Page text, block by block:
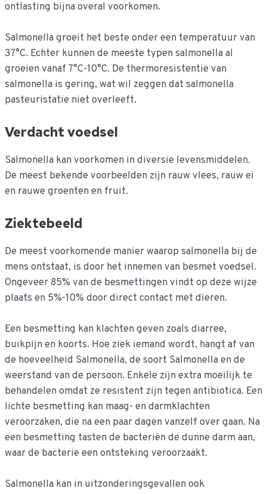
ontlasting bijna overal voorkomen.
Salmonella groeit het beste onder een temperatuur van
37°C. Echter kunnen de meeste typen salmonella al
groeien vanaf 7°C-10°C. De thermoresistentie van
salmonella is gering, wat wil zeggen dat salmonella
pasteuristatie niet overleeft.
Verdacht voedsel
Salmonella kan voorkomen in diversie levensmiddelen.
De meest bekende voorbeelden zijn rauw vlees, rauw ei
en rauwe groenten en fruit.
Ziektebeeld
De meest voorkomende manier waarop salmonella bij de
mens ontstaat, is door het innemen van besmet voedsel.
Ongeveer 85% van de besmettingen vindt op deze wijze
plaats en 5%-10% door direct contact met dieren.
Een besmetting kan klachten geven zoals diarree,
buikpijn en koorts. Hoe ziek iemand wordt, hangt af van
de hoeveelheid Salmonella, de soort Salmonella en de
weerstand van de persoon. Enkele zijn extra moeilijk te
behandelen omdat ze resistent zijn tegen antibiotica. Een
lichte besmetting kan maag- en darmklachten
veroorzaken, die na een paar dagen vanzelf over gaan. Na
een besmetting tasten de bacteriën de dunne darm aan,
waar de bacterie een ontsteking veroorzaakt.
Salmonella kan in uitzonderingsgevallen ook